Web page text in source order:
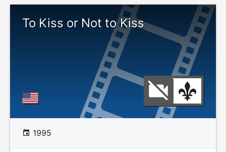
To Kiss or Not to Kiss
1995